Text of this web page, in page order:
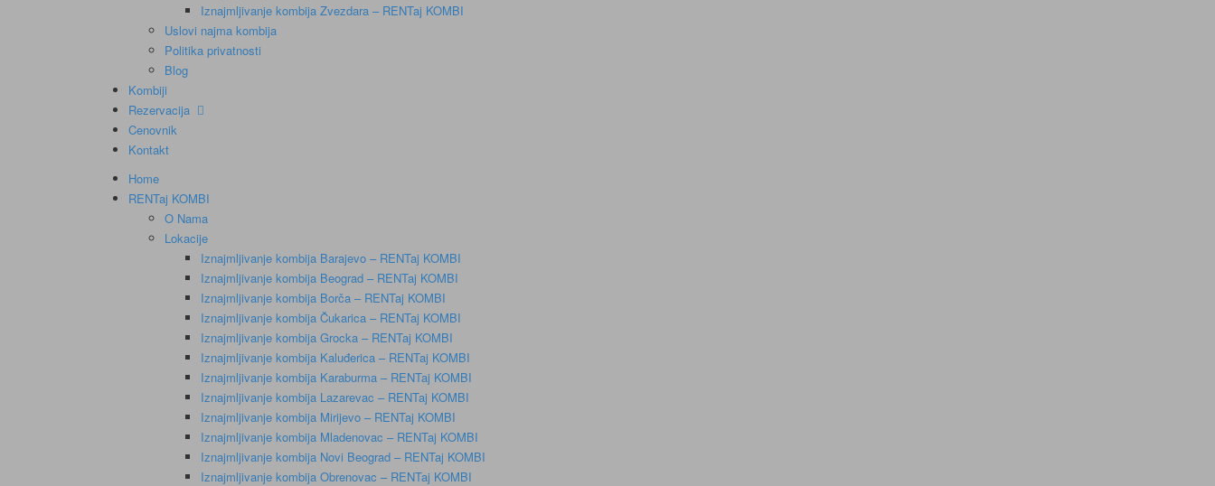
Iznajmljivanje kombija Zvezdara – RENTaj KOMBI
Uslovi najma kombija
Politika privatnosti
Blog
Kombiji
Rezervacija
Cenovnik
Kontakt
Home
RENTaj KOMBI
O Nama
Lokacije
Iznajmljivanje kombija Barajevo – RENTaj KOMBI
Iznajmljivanje kombija Beograd – RENTaj KOMBI
Iznajmljivanje kombija Borča – RENTaj KOMBI
Iznajmljivanje kombija Čukarica – RENTaj KOMBI
Iznajmljivanje kombija Grocka – RENTaj KOMBI
Iznajmljivanje kombija Kaluđerica – RENTaj KOMBI
Iznajmljivanje kombija Karaburma – RENTaj KOMBI
Iznajmljivanje kombija Lazarevac – RENTaj KOMBI
Iznajmljivanje kombija Mirijevo – RENTaj KOMBI
Iznajmljivanje kombija Mladenovac – RENTaj KOMBI
Iznajmljivanje kombija Novi Beograd – RENTaj KOMBI
Iznajmljivanje kombija Obrenovac – RENTaj KOMBI